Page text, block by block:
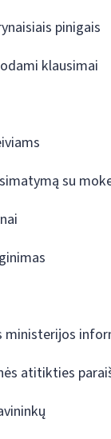
pinigais
klausimai
su
ministerijos
atitikties